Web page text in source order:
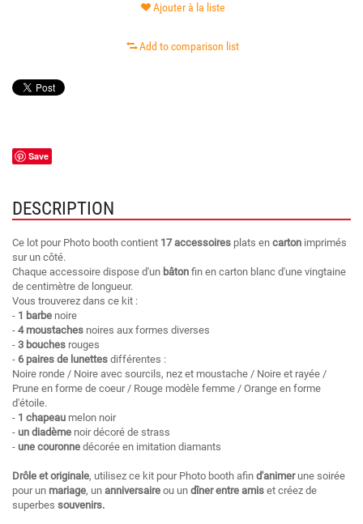
Ajouter à la liste
Add to comparison list
Save
DESCRIPTION
Ce lot pour Photo booth contient 17 accessoires plats en carton imprimés
sur un côté.
Chaque accessoire dispose d'un bâton fin en carton blanc d'une vingtaine
de centimètre de longueur.
Vous trouverez dans ce kit :
- 1 barbe noire
- 4 moustaches noires aux formes diverses
- 3 bouches rouges
- 6 paires de lunettes différentes :
Noire ronde / Noire avec sourcils, nez et moustache / Noire et rayée /
Prune en forme de coeur / Rouge modèle femme / Orange en forme
d'étoile.
- 1 chapeau melon noir
- un diadème noir décoré de strass
- une couronne décorée en imitation diamants
Drôle et originale, utilisez ce kit pour Photo booth afin d'animerune soirée
pour un mariage, un anniversaire ou un dîner entre amis et créez de
superbes souvenirs.